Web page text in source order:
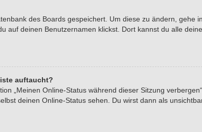
des Boards gespeichert. Um diese zu ändern, gehe
auf deinen Benutzernamen klickst. Dort kannst du alle
auftaucht?
„Meinen Online-Status während dieser Sitzung
deinen Online-Status sehen. Du wirst dann als